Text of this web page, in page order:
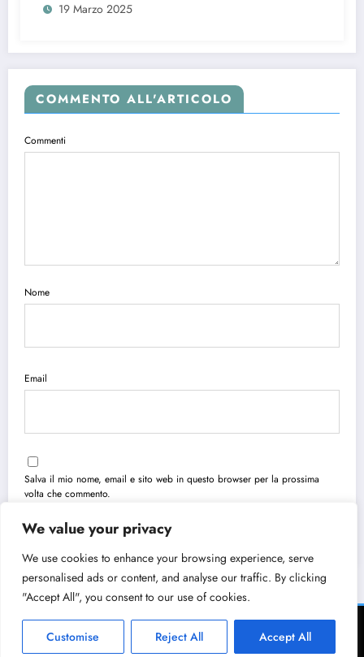
We value your privacy
We use cookies to enhance your browsing experience, serve
personalised ads or content, and analyse our traffic. By clicking
"Accept All", you consent to our use of cookies.
Customise Reject All Accept All
19 Marzo 2025
COMMENTO ALL'ARTICOLO
Commenti
Nome
Email
Salva il mio nome, email e sito web in questo browser per la prossima
volta che commento.
Chi Siamo Cookie Policy Privacy Policy
FRISBEE ECOMMERCE PRO Ltd. BG207943190 - 2026 | Powered BySpiceThemes